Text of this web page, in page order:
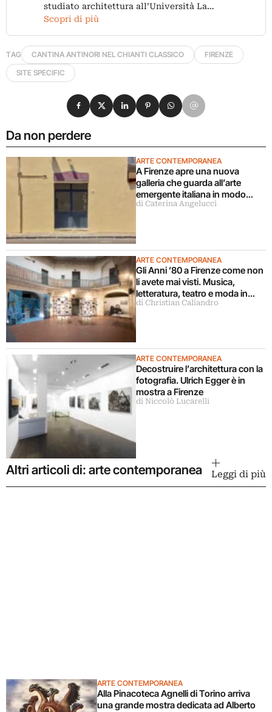
studiato architettura all’Università La…
Scopri di più
TAG CANTINA ANTINORI NEL CHIANTI CLASSICO
FIRENZE
SITE SPECIFIC
Da non perdere
ARTE CONTEMPORANEA
A Firenze apre una nuova
galleria che guarda all’arte
emergente italiana in modo
decentrato
di Caterina Angelucci
ARTE CONTEMPORANEA
Gli Anni ’80 a Firenze come non
li avete mai visti. Musica,
letteratura, teatro e moda in
mostra
di Christian Caliandro
ARTE CONTEMPORANEA
Decostruire l’architettura con la
fotografia. Ulrich Egger è in
mostra a Firenze
di Niccolò Lucarelli
Condividi su Facebook
Condividi su X
Condividi su LinkedIn
Condividi su Pinterest
Condividi su WhatsApp
Condividi su Email
Altri articoli di: arte contemporanea Leggi di più
ARTE CONTEMPORANEA
Alla Pinacoteca Agnelli di Torino arriva
una grande mostra dedicata ad Alberto